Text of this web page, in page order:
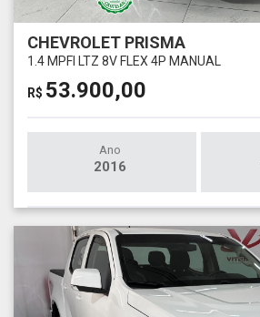
CHEVROLET PRISMA
1.4 MPFI LTZ 8V FLEX 4P MANUAL
R$ 53.900,00
Ano
2016